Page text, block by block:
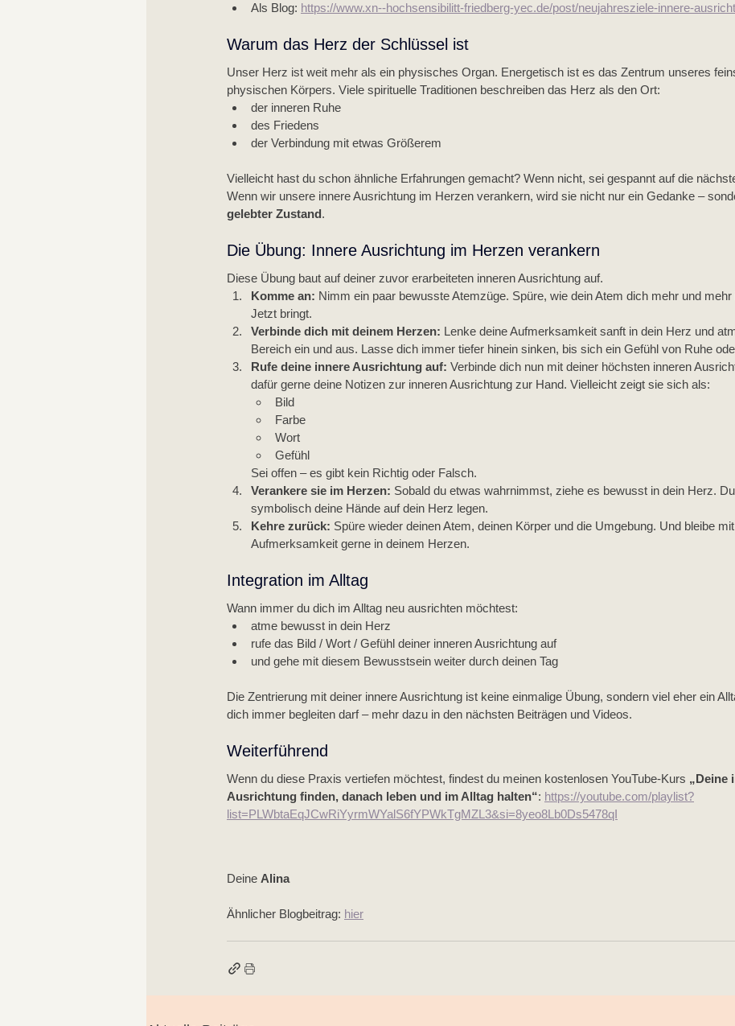
Als Blog: https://www.xn--hochsensibilitt-friedberg-yec.de/post/neujahresziele-innere-
Warum das Herz der Schlüssel ist
Unser Herz ist weit mehr als ein physisches Organ. Energetisch ist es das Zentrum unseres
physischen Körpers. Viele spirituelle Traditionen beschreiben das Herz als den Ort:
der inneren Ruhe
des Friedens
der Verbindung mit etwas Größerem
Vielleicht hast du schon ähnliche Erfahrungen gemacht? Wenn nicht, sei gespannt auf die
Wenn wir unsere innere Ausrichtung im Herzen verankern, wird sie nicht nur ein Gedanke –
gelebter Zustand.
Die Übung: Innere Ausrichtung im Herzen verankern
Diese Übung baut auf deiner zuvor erarbeiteten inneren Ausrichtung auf.
Komme an: Nimm ein paar bewusste Atemzüge. Spüre, wie dein Atem dich mehr und
Jetzt bringt.
Verbinde dich mit deinem Herzen: Lenke deine Aufmerksamkeit sanft in dein Herz und
Bereich ein und aus. Lasse dich immer tiefer hinein sinken, bis sich ein Gefühl von Ruhe
Rufe deine innere Ausrichtung auf: Verbinde dich nun mit deiner höchsten inneren
dafür gerne deine Notizen zur inneren Ausrichtung zur Hand. Vielleicht zeigt sie sich als:
Bild
Farbe
Wort
Gefühl
Sei offen – es gibt kein Richtig oder Falsch.
Verankere sie im Herzen: Sobald du etwas wahrnimmst, ziehe es bewusst in dein Herz.
symbolisch deine Hände auf dein Herz legen.
Kehre zurück: Spüre wieder deinen Atem, deinen Körper und die Umgebung. Und bleibe
Aufmerksamkeit gerne in deinem Herzen.
Integration im Alltag
Wann immer du dich im Alltag neu ausrichten möchtest:
atme bewusst in dein Herz
rufe das Bild / Wort / Gefühl deiner inneren Ausrichtung auf
und gehe mit diesem Bewusstsein weiter durch deinen Tag
Die Zentrierung mit deiner innere Ausrichtung ist keine einmalige Übung, sondern viel eher ein
dich immer begleiten darf – mehr dazu in den nächsten Beiträgen und Videos.
Weiterführend
Wenn du diese Praxis vertiefen möchtest, findest du meinen kostenlosen YouTube-Kurs „Deine
Ausrichtung finden, danach leben und im Alltag halten“: https://youtube.com/playlist?
list=PLWbtaEqJCwRiYyrmWYalS6fYPWkTgMZL3&si=8yeo8Lb0Ds5478qI
Deine Alina
Ähnlicher Blogbeitrag: hier